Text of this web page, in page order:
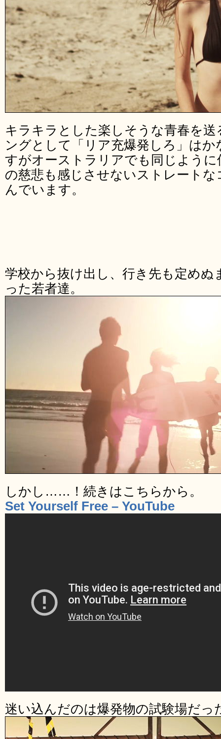
キラキラとした楽しそうな青春を
ングとして「リア充爆発しろ」は
すがオーストラリアでも同じよう
の慈悲も感じさせないストレート
んでいます。
学校から抜け出し、行き先も定めぬ
った若者達。
しかし……！続きはこちらから。
Set Yourself Free – YouTube
迷い込んだのは爆発物の試験場だ